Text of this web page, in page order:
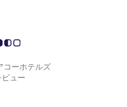
コーホテルズ
ビュー